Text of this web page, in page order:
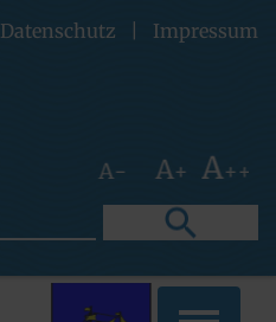
Datenschutz Impressum